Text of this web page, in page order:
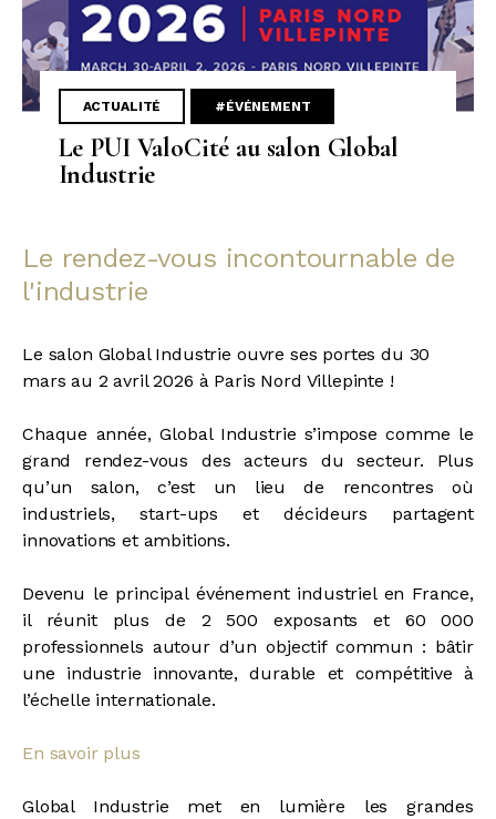
ACTUALITÉ #ÉVÉNEMENT
Le PUI ValoCité au salon Global
Industrie
Le rendez-vous incontournable de
l'industrie
Le salon Global Industrie ouvre ses portes du 30
mars au 2 avril 2026 à Paris Nord Villepinte !
Chaque année, Global Industrie s’impose comme le
grand rendez-vous des acteurs du secteur. Plus
qu’un salon, c’est un lieu de rencontres où
industriels, start-ups et décideurs partagent
innovations et ambitions.
Devenu le principal événement industriel en France,
il réunit plus de 2 500 exposants et 60 000
professionnels autour d’un objectif commun : bâtir
une industrie innovante, durable et compétitive à
l’échelle internationale.
En savoir plus
Global Industrie met en lumière les grandes